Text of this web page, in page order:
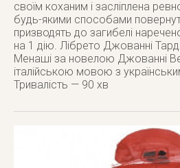
своїм коханим і засліплена
будь-якими способами повернути
призводять до загибелі
на 1 дію. Лібрето Джованні
Менаші за новелою Джованні
італійською мовою з
Тривалість — 90 хв